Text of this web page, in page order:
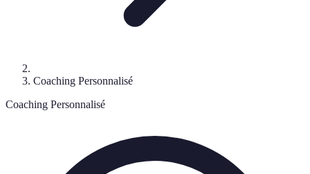
Coaching Personnalisé
Coaching Personnalisé